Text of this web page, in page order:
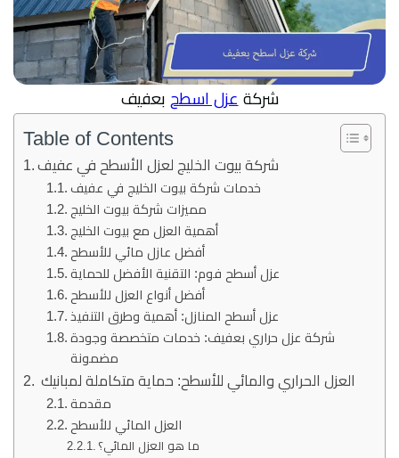
شركة عزل اسطح بعفيف
Table of Contents
شركة بيوت الخليج لعزل الأسطح في عفيف
خدمات شركة بيوت الخليج في عفيف
مميزات شركة بيوت الخليج
أهمية العزل مع بيوت الخليج
أفضل عازل مائي للأسطح
عزل أسطح فوم: التقنية الأفضل للحماية
أفضل أنواع العزل للأسطح
عزل أسطح المنازل: أهمية وطرق التنفيذ
شركة عزل حراري بعفيف: خدمات متخصصة وجودة
مضمونة
العزل الحراري والمائي للأسطح: حماية متكاملة لمبانيك
مقدمة
العزل المائي للأسطح
ما هو العزل المائي؟